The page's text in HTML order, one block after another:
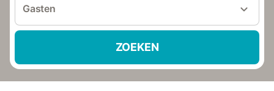
Gasten
ZOEKEN